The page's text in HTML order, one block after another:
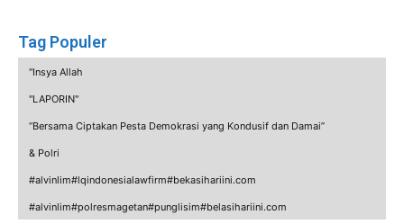
Tag Populer
"Insya Allah
"LAPORIN"
“Bersama Ciptakan Pesta Demokrasi yang Kondusif dan Damai”
& Polri
#alvinlim#lqindonesialawfirm#bekasihariini.com
#alvinlim#polresmagetan#punglisim#belasihariini.com